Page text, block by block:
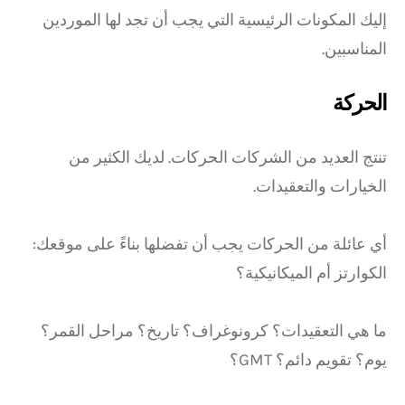
إليك المكونات الرئيسية التي يجب أن تجد لها الموردين
المناسبين.
الحركة
تنتج العديد من الشركات الحركات. لديك الكثير من
الخيارات والتعقيدات.
أي عائلة من الحركات يجب أن تفضلها بناءً على موقعك:
الكوارتز أم الميكانيكية؟
ما هي التعقيدات؟ كرونوغراف؟ تاريخ؟ مراحل القمر؟
يوم؟ تقويم دائم؟ GMT؟